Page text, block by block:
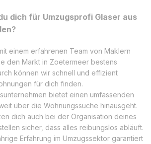
dich für Umzugsprofi Glaser aus
einem erfahrenen Team von Maklern
den Markt in Zoetermeer bestens
können wir schnell und effizient
für dich finden.
bietet einen umfassenden
über die Wohnungssuche hinausgeht.
dich auch bei der Organisation deines
sicher, dass alles reibungslos abläuft.
Erfahrung im Umzugssektor garantiert